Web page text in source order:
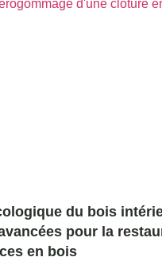
du bois
pour la
en bois